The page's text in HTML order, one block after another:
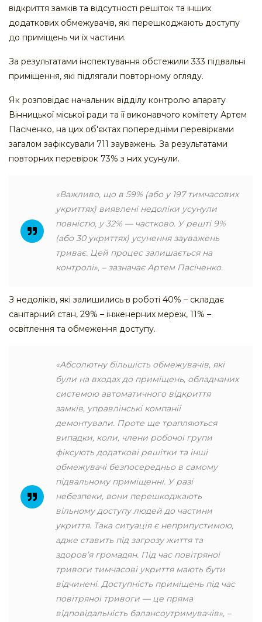
відкриття замків та відсутності решіток та інших
додаткових обмежувачів, які перешкоджають доступу
до приміщень чи їх частини.
За результатами інспектування обстежили 333 підвальні
приміщення, які підлягали повторному огляду.
Як розповідає начальник відділу контролю апарату
Вінницької міської ради та її виконавчого комітету Артем
Пасіченко, на цих об'єктах попередніми перевірками
загалом зафіксували 711 зауважень. За результатами
повторних перевірок 73% з них усунули.
«Важливо, що в 59% (або у 197 тимчасових
укриттях) виявлені недоліки усунули
повністю, у 32% — частково. У решті 9%
(або 30 укриттях) усунення зауважень
триває. Цей процес залишається на
контролі», – зазначає Артем Пасіченко.
З недоліків, які залишились в роботі 40% – складає
санітарний стан, 29% – інженерних мереж, 11% –
освітлення та обмеження доступу.
«Абсолютну більшість обмежувачів, які
були на входах до приміщень, обладнаних
системою автоматичного відкриття
замків, управлінські компанії
демонтували. Проте ще трапляються
випадки, коли, члени робочої групи
фіксують додаткові решітки та інші
обмежувачі безпосередньо в самому
підвальному приміщенні. У разі
небезпеки, вони перешкоджають
вільному доступу людей до частини
укриття. Така ситуація є неприпустимою,
адже ставить під загрозу життя та
здоров’я громадян. Під час повітряної
тривоги тимчасові укриття мають бути
відчинені. Доступність приміщень під час
повітряної тривоги — це пряма
відповідальність балансоутримувачів», –